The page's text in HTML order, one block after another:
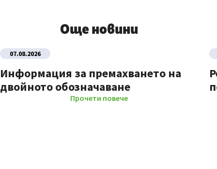
Още новини
07.08.2026
Информация за премахването на
двойното обозначаване
Прочети повече